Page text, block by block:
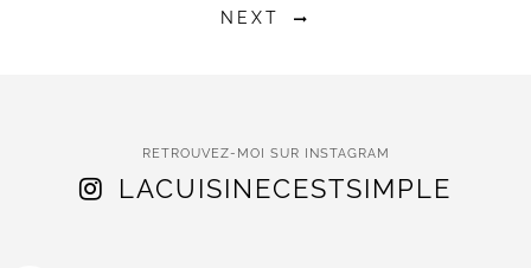
NEXT
RETROUVEZ-MOI SUR INSTAGRAM
LACUISINECESTSIMPLE